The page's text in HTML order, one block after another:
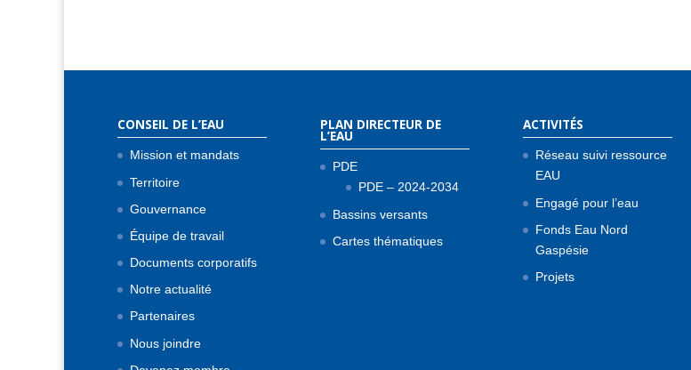
CONSEIL DE L’EAU
Mission et mandats
Territoire
Gouvernance
Équipe de travail
Documents corporatifs
Notre actualité
Partenaires
Nous joindre
PLAN DIRECTEUR DE
L’EAU
PDE
PDE – 2024-2034
Bassins versants
Cartes thématiques
ACTIVITÉS
Réseau suivi ressource
EAU
Engagé pour l’eau
Fonds Eau Nord
Gaspésie
Projets